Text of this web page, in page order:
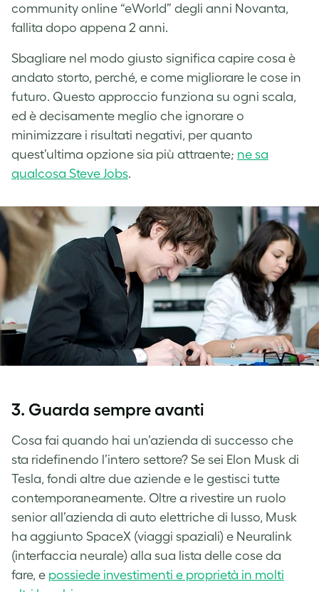
community online “eWorld” degli anni Novanta,
fallita dopo appena 2 anni.
Sbagliare nel modo giusto significa capire cosa è
andato storto, perché, e come migliorare le cose in
futuro. Questo approccio funziona su ogni scala,
ed è decisamente meglio che ignorare o
minimizzare i risultati negativi, per quanto
quest’ultima opzione sia più attraente; ne sa
qualcosa Steve Jobs.
3. Guarda sempre avanti
Cosa fai quando hai un’azienda di successo che
sta ridefinendo l’intero settore? Se sei Elon Musk di
Tesla, fondi altre due aziende e le gestisci tutte
contemporaneamente. Oltre a rivestire un ruolo
senior all’azienda di auto elettriche di lusso, Musk
ha aggiunto SpaceX (viaggi spaziali) e Neuralink
(interfaccia neurale) alla sua lista delle cose da
fare, e possiede investimenti e proprietà in molti